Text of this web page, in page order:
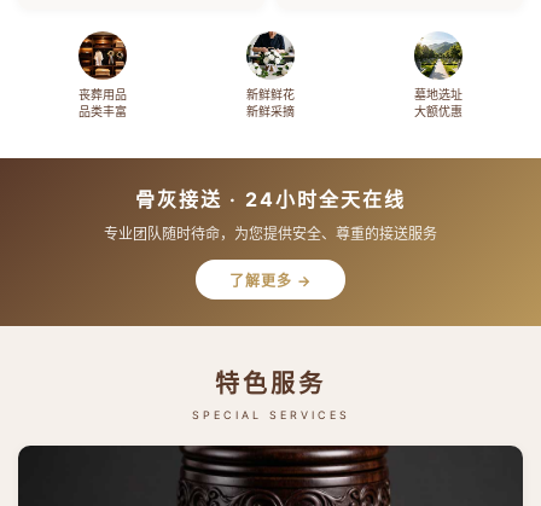
丧葬用品
品类丰富
新鲜鲜花
新鲜采摘
墓地选址
大额优惠
骨灰接送 · 24小时全天在线
专业团队随时待命，为您提供安全、尊重的接送服务
了解更多 →
特色服务
SPECIAL SERVICES